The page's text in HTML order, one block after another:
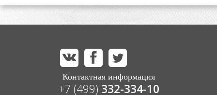
Контактная информация
+7 (499) 332-334-10